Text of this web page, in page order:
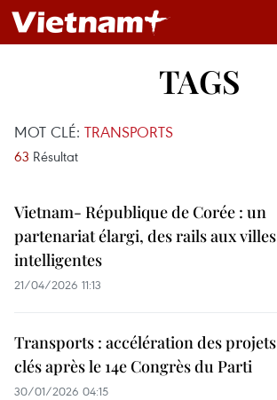
TAGS
MOT CLÉ: TRANSPORTS
63 Résultat
Vietnam- République de Corée : un
partenariat élargi, des rails aux villes
intelligentes
21/04/2026 11:13
Transports : accélération des projets
clés après le 14e Congrès du Parti
30/01/2026 04:15